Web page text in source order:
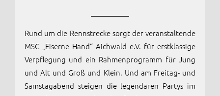
Rund um die Rennstrecke sorgt der veranstaltende
MSC „Eiserne Hand“ Aichwald e.V. für erstklassige
Verpflegung und ein Rahmenprogramm für Jung
und Alt und Groß und Klein. Und am Freitag- und
Samstagabend steigen die legendären Partys im